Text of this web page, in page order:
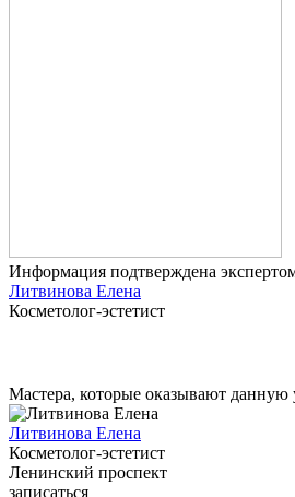
Информация подтверждена
Литвинова Елена
Косметолог-эстетист
Мастера, которые оказывают данную
Литвинова Елена
Косметолог-эстетист
Ленинский проспект
записаться